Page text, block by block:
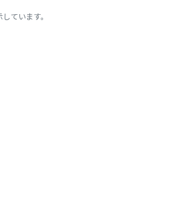
ています。